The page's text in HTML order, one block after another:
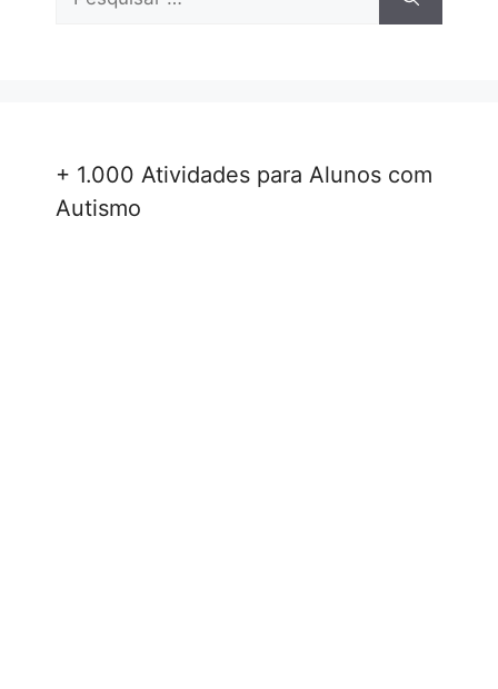
por:
+ 1.000 Atividades para Alunos com
Autismo